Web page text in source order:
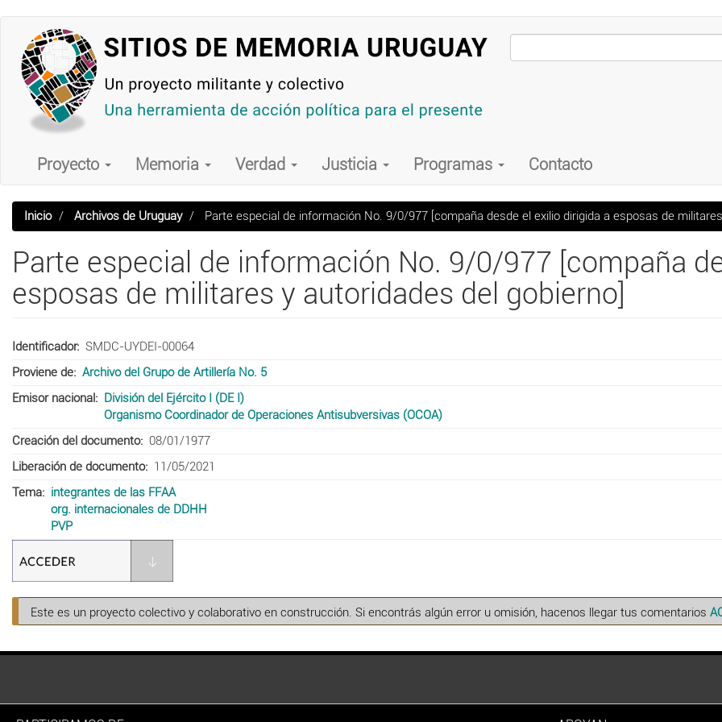
contenido
principal
Main
navigation
Proyecto Memoria Verdad Justicia Programas Contacto
Inicio Archivos de Uruguay Parte especial de información No. 9/0/977 [compaña desde el exilio dirigida a esposas de
Parte especial de información No. 9/0/977 [compaña
esposas de militares y autoridades del gobierno]
Identificador
SMDC-UYDEI-00064
Proviene de
Archivo del Grupo de Artillería No. 5
Emisor nacional
División del Ejército I (DE I)
Organismo Coordinador de Operaciones Antisubversivas (OCOA)
Creación del documento
08/01/1977
Liberación de documento
11/05/2021
Tema
integrantes de las FFAA
org. internacionales de DDHH
PVP
Este es un proyecto colectivo y colaborativo en construcción. Si encontrás algún error u omisión, hacenos llegar tus comentarios